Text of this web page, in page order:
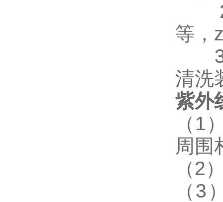
等，
清洗
紫外
（ 1
周围
（2
（ 3